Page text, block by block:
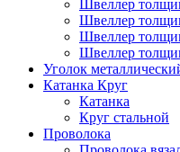
Швеллер
Швеллер
Швеллер
Швеллер
Уголок
Катанка Круг
Катанка
Круг стальной
Проволока